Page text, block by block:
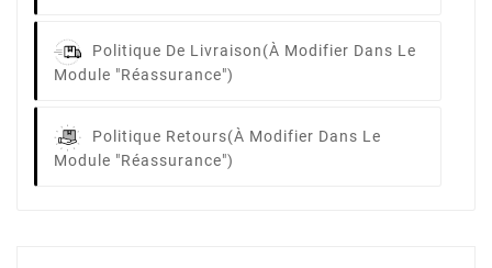
Politique De Livraison(à Modifier Dans Le
Module "Réassurance")
Politique Retours(à Modifier Dans Le
Module "Réassurance")